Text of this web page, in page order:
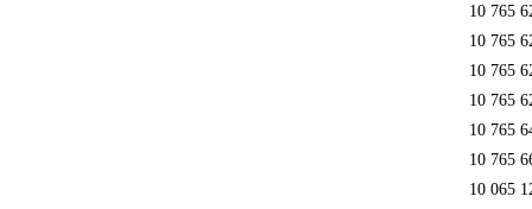
10 765
10 765
10 765
10 765
10 765
10 765
10 065